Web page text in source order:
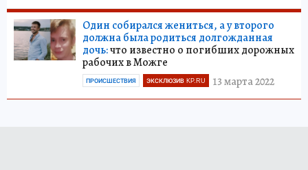
Один собирался жениться, а у второго
должна была родиться долгожданная
дочь:что известно о погибших дорожных
рабочих в Можге
13 марта 2022
ПРОИСШЕСТВИЯ ЭКСКЛЮЗИВ KP.RU